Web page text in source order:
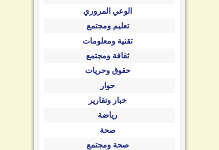
الوعي المروري
تعليم ومجتمع
تقنية ومعلومات
ثقافة ومجتمع
حقوق وحريات
حوار
خبار وتقارير
رياضة
صحة
صحة ومجتمع